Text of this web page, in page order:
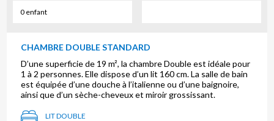
0 enfant
CHAMBRE DOUBLE STANDARD
D’une superficie de 19 m², la chambre Double est idéale pour
1 à 2 personnes. Elle dispose d’un lit 160 cm. La salle de bain
est équipée d’une douche à l’italienne ou d’une baignoire,
ainsi que d’un sèche-cheveux et miroir grossissant.
LIT DOUBLE